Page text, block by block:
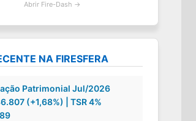
Abrir Fire-Dash →
NA FIRESFERA
Patrimonial Jul/2026
(+1,68%) | TSR 4%